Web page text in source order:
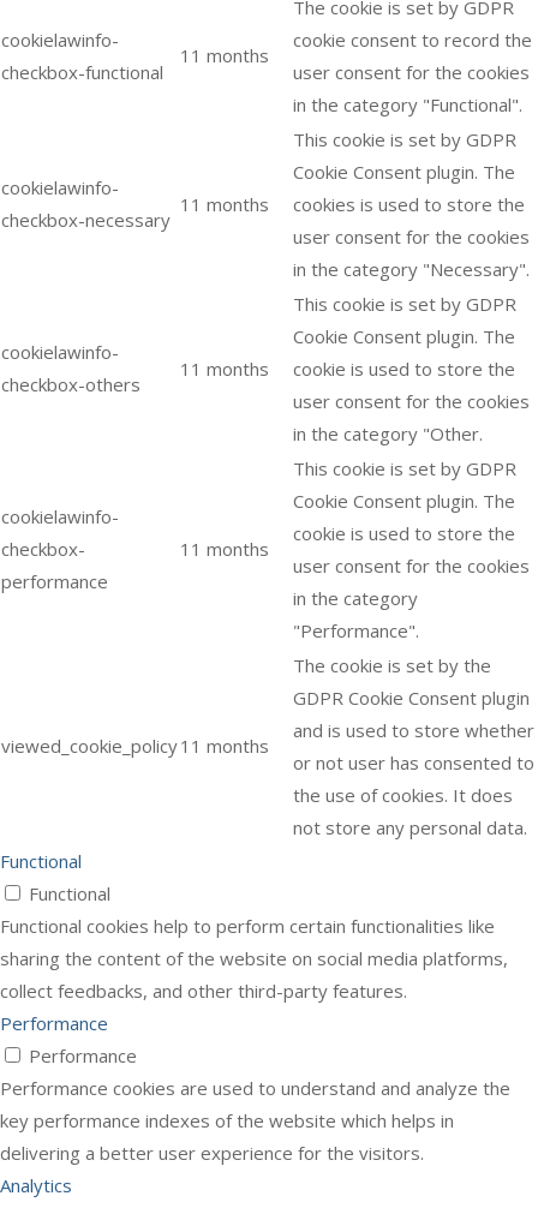
cookielawinfo-
checkbox-functional
11 months
The cookie is set by GDPR
cookie consent to record the
user consent for the cookies
in the category "Functional".
cookielawinfo-
checkbox-necessary
11 months
This cookie is set by GDPR
Cookie Consent plugin. The
cookies is used to store the
user consent for the cookies
in the category "Necessary".
cookielawinfo-
checkbox-others
11 months
This cookie is set by GDPR
Cookie Consent plugin. The
cookie is used to store the
user consent for the cookies
in the category "Other.
cookielawinfo-
checkbox-
performance
11 months
This cookie is set by GDPR
Cookie Consent plugin. The
cookie is used to store the
user consent for the cookies
in the category
"Performance".
viewed_cookie_policy11 months
The cookie is set by the
GDPR Cookie Consent plugin
and is used to store whether
or not user has consented to
the use of cookies. It does
not store any personal data.
Functional
Functional
Functional cookies help to perform certain functionalities like
sharing the content of the website on social media platforms,
collect feedbacks, and other third-party features.
Performance
Performance
Performance cookies are used to understand and analyze the
key performance indexes of the website which helps in
delivering a better user experience for the visitors.
Analytics